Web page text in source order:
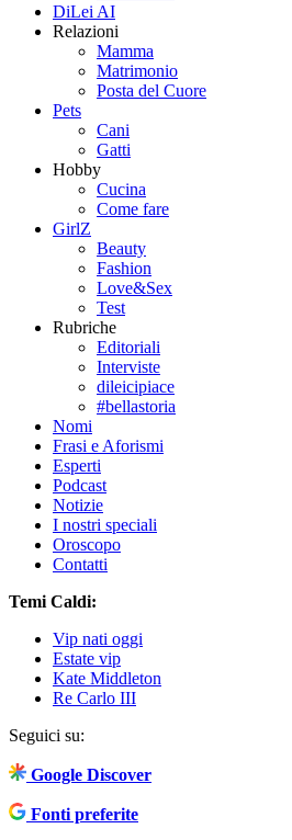
DiLei AI
Relazioni
Mamma
Matrimonio
Posta del Cuore
Pets
Cani
Gatti
Hobby
Cucina
Come fare
GirlZ
Beauty
Fashion
Love&Sex
Test
Rubriche
Editoriali
Interviste
dileicipiace
#bellastoria
Nomi
Frasi e Aforismi
Esperti
Podcast
Notizie
I nostri speciali
Oroscopo
Contatti
Temi Caldi:
Vip nati oggi
Estate vip
Kate Middleton
Re Carlo III
Seguici su:
Google Discover
Fonti preferite